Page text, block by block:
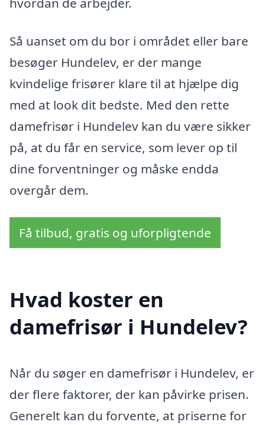
Så uanset om du bor i området eller bare
besøger Hundelev, er der mange
kvindelige frisører klare til at hjælpe dig
med at look dit bedste. Med den rette
damefrisør i Hundelev kan du være sikker
på, at du får en service, som lever op til
dine forventninger og måske endda
overgår dem.
Få tilbud, gratis og uforpligtende
Hvad koster en
damefrisør i Hundelev?
Når du søger en damefrisør i Hundelev, er
der flere faktorer, der kan påvirke prisen.
Generelt kan du forvente, at priserne for